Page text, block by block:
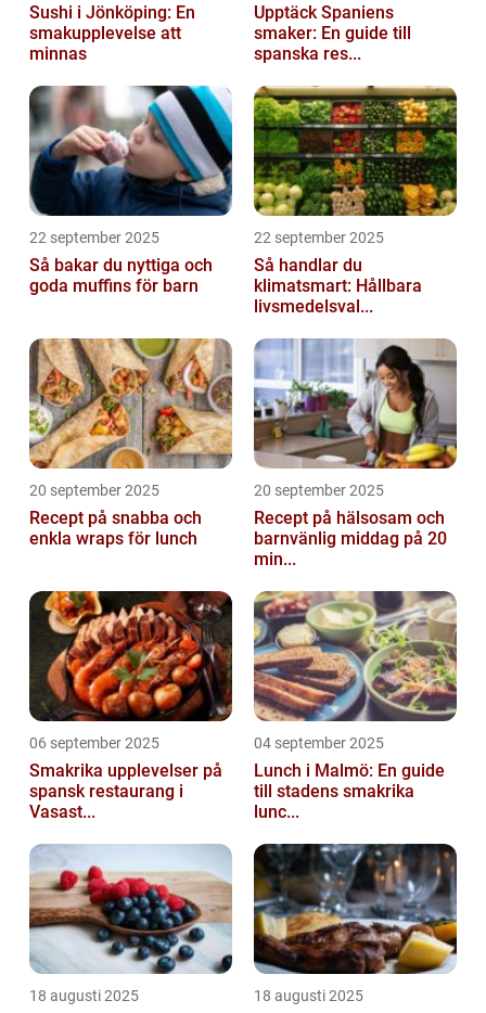
Sushi i Jönköping: En
smakupplevelse att
minnas
Upptäck Spaniens
smaker: En guide till
spanska res...
22 september 2025
Så bakar du nyttiga och
goda muffins för barn
22 september 2025
Så handlar du
klimatsmart: Hållbara
livsmedelsval...
20 september 2025
Recept på snabba och
enkla wraps för lunch
20 september 2025
Recept på hälsosam och
barnvänlig middag på 20
min...
06 september 2025
Smakrika upplevelser på
spansk restaurang i
Vasast...
04 september 2025
Lunch i Malmö: En guide
till stadens smakrika
lunc...
18 augusti 2025 18 augusti 2025